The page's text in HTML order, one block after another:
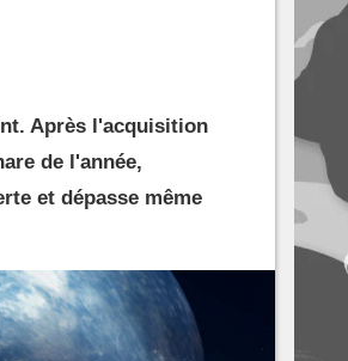
Après l'acquisition
de l'année,
et dépasse même